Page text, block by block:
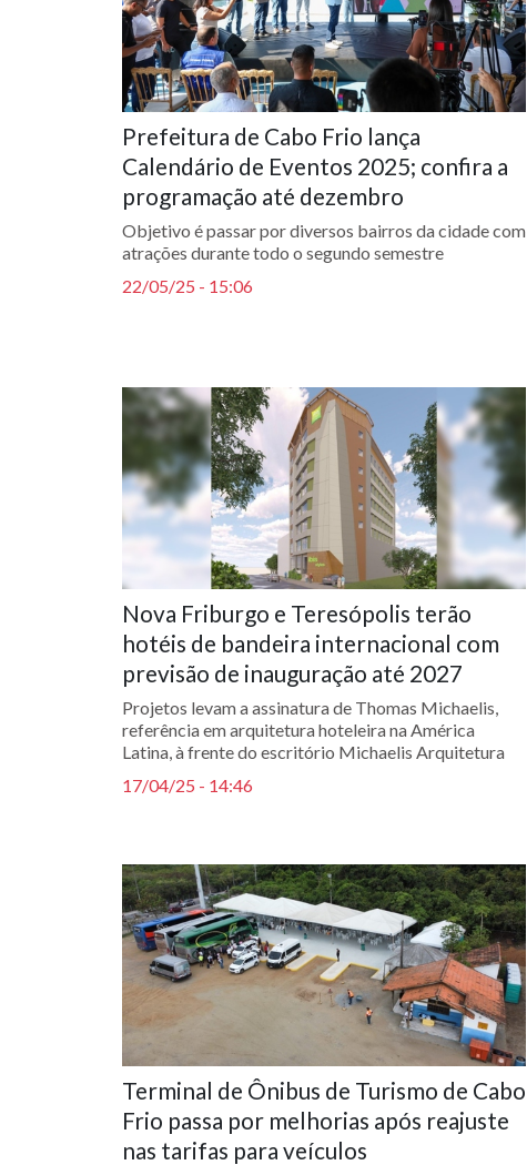
Prefeitura de Cabo Frio lança
Calendário de Eventos 2025; confira a
programação até dezembro
Objetivo é passar por diversos bairros da cidade com
atrações durante todo o segundo semestre
22/05/25 - 15:06
Nova Friburgo e Teresópolis terão
hotéis de bandeira internacional com
previsão de inauguração até 2027
Projetos levam a assinatura de Thomas Michaelis,
referência em arquitetura hoteleira na América
Latina, à frente do escritório Michaelis Arquitetura
17/04/25 - 14:46
Terminal de Ônibus de Turismo de Cabo
Frio passa por melhorias após reajuste
nas tarifas para veículos